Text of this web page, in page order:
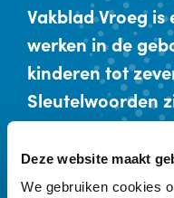
Deze website maakt
We gebruiken cookies
Vakblad Vroeg
werken in de
kinderen tot
Sleutelwoorden
vroegtijdige
Ons
en verdieping.